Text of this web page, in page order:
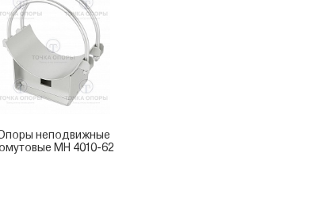
неподвижные
МН 4010-62